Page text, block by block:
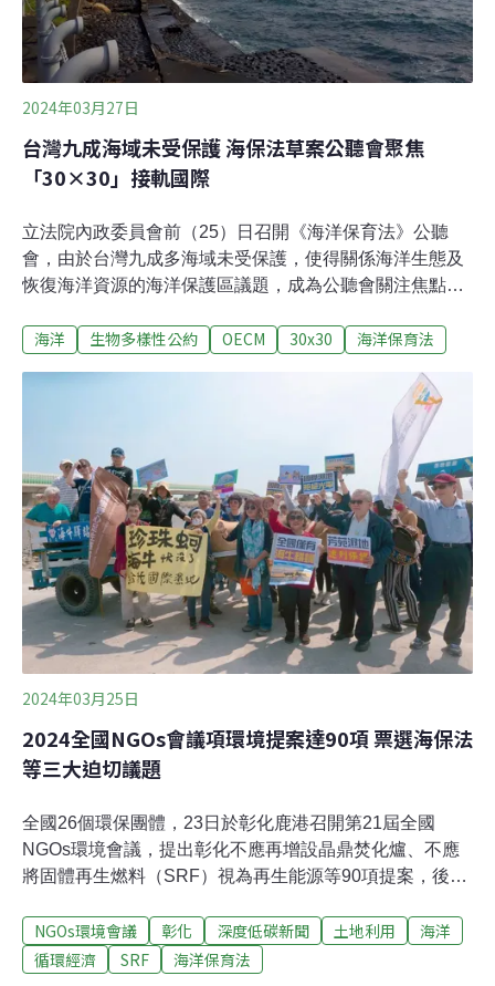
2024年03月27日
台灣九成海域未受保護 海保法草案公聽會聚焦
「30×30」接軌國際
立法院內政委員會前（25）日召開《海洋保育法》公聽
會，由於台灣九成多海域未受保護，使得關係海洋生態及
恢復海洋資源的海洋保護區議題，成為公聽會關注焦點。
理得當，遠勝於面積大小。海保署長黃向文也提及漁民自
用「其他有效保育措施之區域」（OECM）之可能。昆蒙
框架接軌國際 台灣九成海域未受保護行政院版《海洋保育
法》草案著墨於海洋保護區的劃設與經營管理，以此回應
聯合國生物多樣性公約「昆明—蒙特婁全球生物多樣性框
架（Kumming-Montréal global biodiversity
framework）」（下稱昆蒙框架）「在2030年，保護地球
上30%的陸地、內陸水域、沿海與海洋區域等」[1]。台灣
依據法令劃設的海洋保護區類型共有九種[2]，佔國土比例
多少呢？有幾個不同的數據。依據漁業署資料，佔1
海洋 生物多樣性公約 OECM 30x30 海洋保育法
2024年03月25日
2024全國NGOs會議項環境提案達90項 票選海保法
等三大迫切議題
全國26個環保團體，23日於彰化鹿港召開第21屆全國
NGOs環境會議，提出彰化不應再增設晶鼎焚化爐、不應
將固體再生燃料（SRF）視為再生能源等90項提案，後續
入政策列管，屆時除蔡英文，繼任總統賴清德也會隨行。
反晶鼎焚化爐、SRF非再生能源 環團提90項議題將交予總
NGOs環境會議 彰化 深度低碳新聞 土地利用
海洋
循環經濟
SRF 海洋保育法